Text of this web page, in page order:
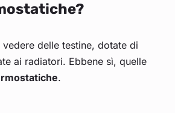
delle testine, dotate di
ai radiatori. Ebbene sì, quelle
.